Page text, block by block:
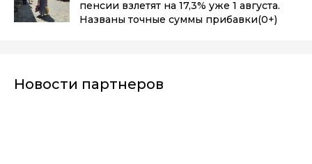
пенсии взлетят на 17,3% уже 1 августа.
Названы точные суммы прибавки(0+)
Новости партнеров